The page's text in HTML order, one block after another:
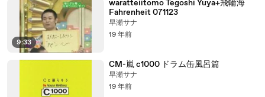
9:33
waratteiitomo Tegoshi Yuya+飛輪海
Fahrenheit 071123
早瀬サナ
19 年前
CM-嵐 c1000 ドラム缶風呂篇
早瀬サナ
19 年前